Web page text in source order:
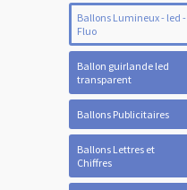
Ballons Lumineux - led -
Fluo
Ballon guirlande led
transparent
Ballons Publicitaires
Ballons Lettres et
Chiffres